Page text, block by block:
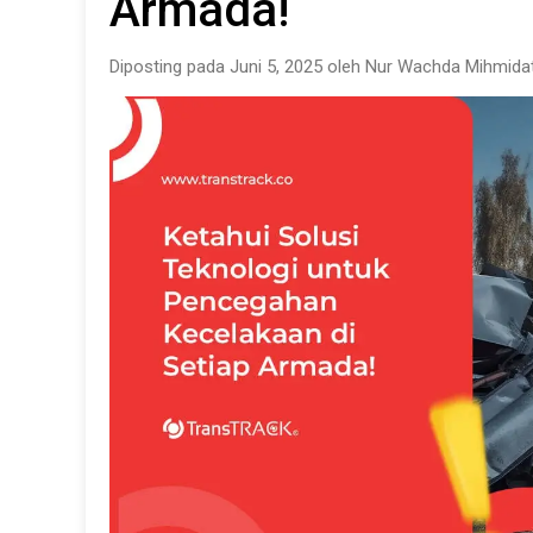
Diposting pada Juni 5, 2025 oleh Nur Wachda